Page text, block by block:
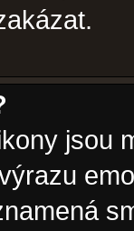
jsou